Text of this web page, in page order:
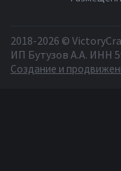
2018-2026 ©
ИП Бутузов А.А. ИНН
Создание и